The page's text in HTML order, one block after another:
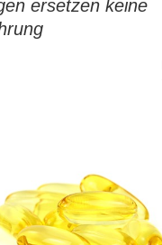
ersetzen keine